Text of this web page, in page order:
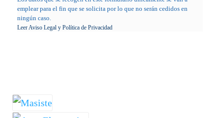
emplear para el fin que se solicita por lo que no serán cedidos en
ningún caso.
Leer Aviso Legal y Política de Privacidad